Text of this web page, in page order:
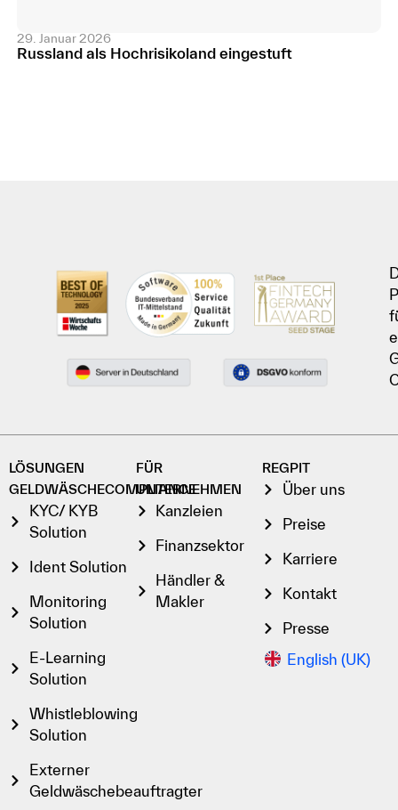
29. Januar 2026
Russland als Hochrisikoland eingestuft
LÖSUNGEN
GELDWÄSCHECOMPLIANCE
KYC/ KYB
Solution
Ident Solution
Monitoring
Solution
E-Learning
Solution
Whistleblowing
Solution
Externer
Geldwäschebeauftragter
FÜR
UNTERNEHMEN
Kanzleien
Finanzsektor
Händler &
Makler
REGPIT
Über uns
Preise
Karriere
Kontakt
Presse
English (UK)